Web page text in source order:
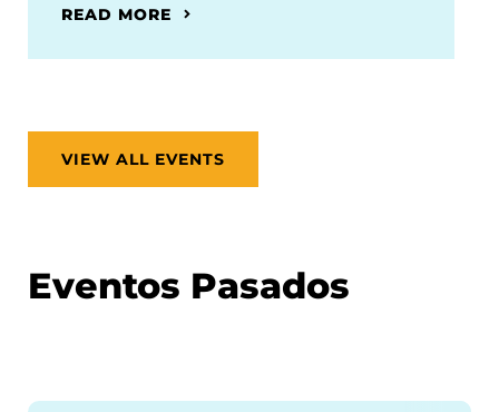
READ MORE
VIEW ALL EVENTS
Eventos Pasados